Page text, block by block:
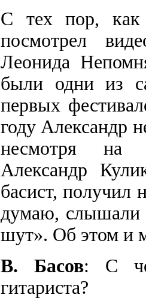
С тех пор, как
посмотрел
Леонида
были одни из
первых
году Александр
несмотря на
Александр
басист, получил
думаю, слышали
шут». Об этом и
В. Басов: С
гитариста?